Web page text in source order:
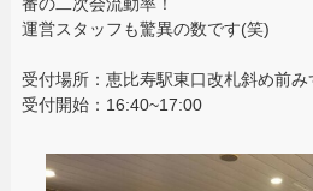
運営スタッフも驚異の数です(笑)
受付場所：恵比寿駅東口改札斜め前み
受付開始：16:40~17:00